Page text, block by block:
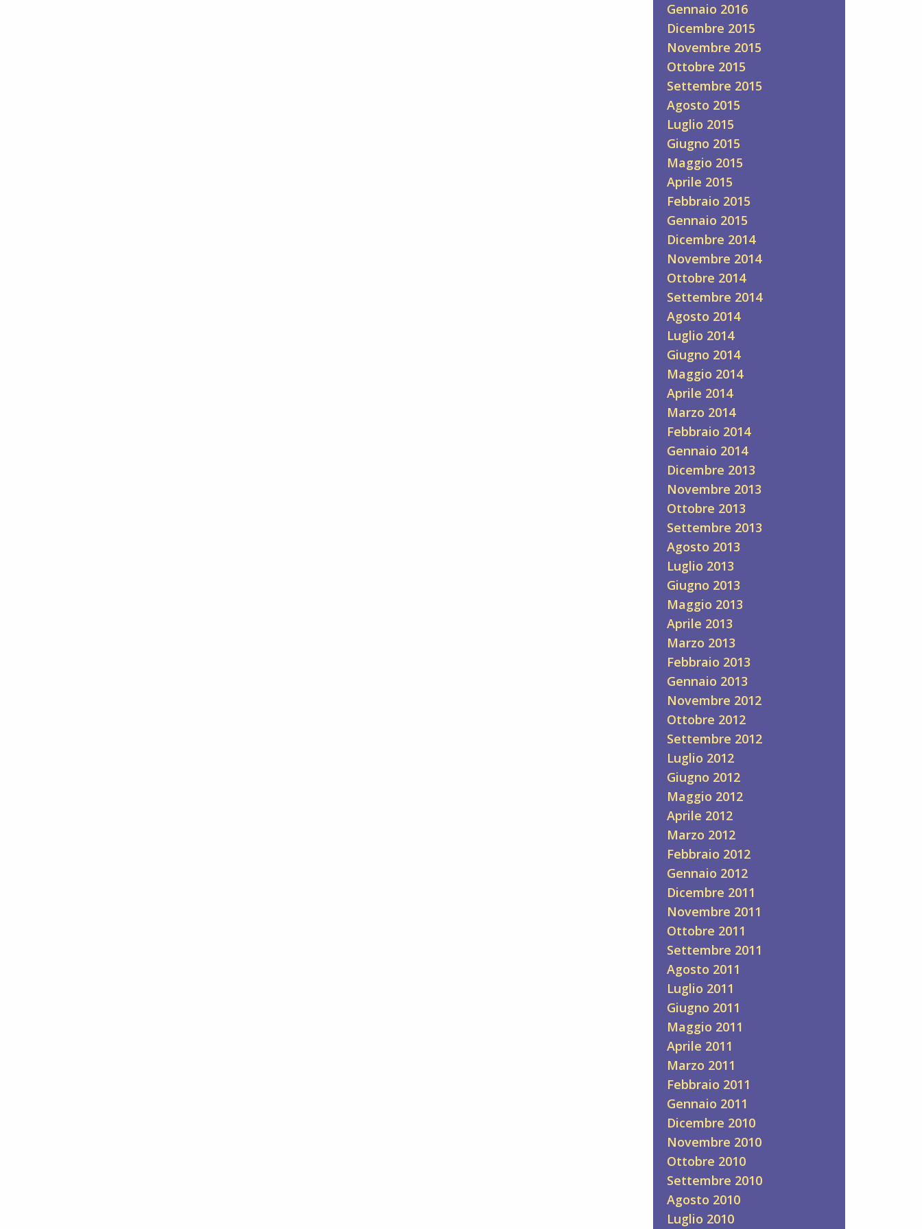
Gennaio 2016
Dicembre 2015
Novembre 2015
Ottobre 2015
Settembre 2015
Agosto 2015
Luglio 2015
Giugno 2015
Maggio 2015
Aprile 2015
Febbraio 2015
Gennaio 2015
Dicembre 2014
Novembre 2014
Ottobre 2014
Settembre 2014
Agosto 2014
Luglio 2014
Giugno 2014
Maggio 2014
Aprile 2014
Marzo 2014
Febbraio 2014
Gennaio 2014
Dicembre 2013
Novembre 2013
Ottobre 2013
Settembre 2013
Agosto 2013
Luglio 2013
Giugno 2013
Maggio 2013
Aprile 2013
Marzo 2013
Febbraio 2013
Gennaio 2013
Novembre 2012
Ottobre 2012
Settembre 2012
Luglio 2012
Giugno 2012
Maggio 2012
Aprile 2012
Marzo 2012
Febbraio 2012
Gennaio 2012
Dicembre 2011
Novembre 2011
Ottobre 2011
Settembre 2011
Agosto 2011
Luglio 2011
Giugno 2011
Maggio 2011
Aprile 2011
Marzo 2011
Febbraio 2011
Gennaio 2011
Dicembre 2010
Novembre 2010
Ottobre 2010
Settembre 2010
Agosto 2010
Luglio 2010